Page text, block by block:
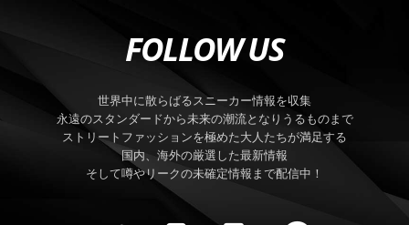
FOLLOW US
世界中に散らばるスニーカー情報を収集
永遠のスタンダードから未来の潮流となりうるものまで
ストリートファッションを極めた大人たちが満足する
国内、海外の厳選した最新情報
そして噂やリークの未確定情報まで配信中！